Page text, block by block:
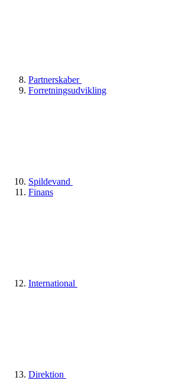
Partnerskaber
Forretningsudvikling
Spildevand
Finans
International
Direktion